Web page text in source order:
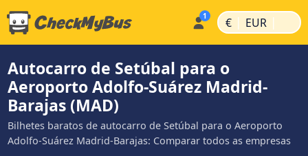
€ | EUR |
Autocarro de Setúbal para o
Aeroporto Adolfo-Suárez Madrid-
Barajas (MAD)
Bilhetes baratos de autocarro de Setúbal para o Aeroporto
Adolfo-Suárez Madrid-Barajas: Comparar todos as empresas